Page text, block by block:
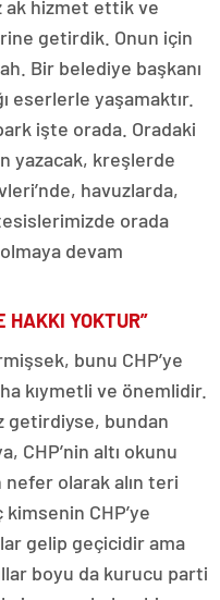
ak hizmet ettik ve
getirdik. Onun için
Bir belediye başkanı
eserlerle yaşamaktır.
işte orada. Oradaki
yazacak, kreşlerde
havuzlarda,
orada
devam
HAKKI YOKTUR”
bunu CHP’ye
kıymetli ve önemlidir.
getirdiyse, bundan
CHP’nin altı okunu
olarak alın teri
CHP’ye
gelip geçicidir ama
boyu da kurucu parti